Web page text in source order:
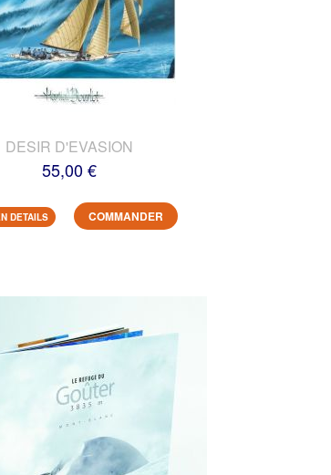
DESIR D'EVASION
55,00 €
DETAILS COMMANDER